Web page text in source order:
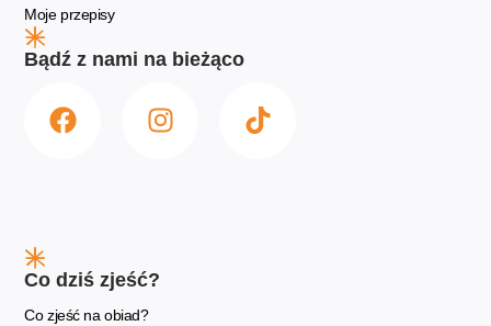
Moje przepisy
Bądź z nami na bieżąco
Co dziś zjeść?
Co zjeść na obiad?